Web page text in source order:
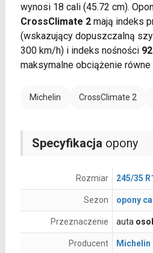
wynosi 18 cali (45.72 cm).
CrossClimate 2mają indeks
(wskazujący dopuszczalną
300 km/h) i indeks nośności 92
maksymalne obciążenie
Michelin CrossClimate 2
Specyfikacja opony
Rozmiar 245/35
Sezon opony
Przeznaczenie auta
Producent Michelin